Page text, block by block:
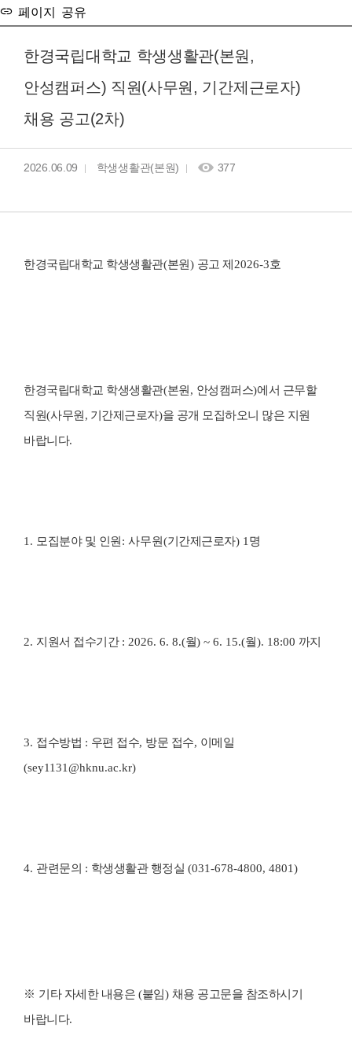
페이지 공유
한경국립대학교 학생생활관(본원,
안성캠퍼스) 직원(사무원, 기간제근로자)
채용 공고(2차)
2026.06.09 학생생활관(본원) 377
한경국립대학교 학생생활관(본원) 공고 제 2026-3호
한경국립대학교 학생생활관(본원 , 안성캠퍼스)에서 근무할
직원(사무원, 기간제근로자)을 공개 모집하오니 많은 지원
바랍니다.
1. 모집분야 및 인원 : 사무원(기간제근로자) 1 명
2. 지원서 접수기간 : 2026. 6. 8.(월) ~ 6. 15.(월). 18:00 까지
3. 접수방법 : 우편 접수, 방문 접수, 이메일
(sey1131@hknu.ac.kr)
4. 관련문의 : 학생생활관 행정실 (031-678-4800, 4801)
※ 기타 자세한 내용은 (붙임) 채용 공고문을 참조하시기
바랍니다.